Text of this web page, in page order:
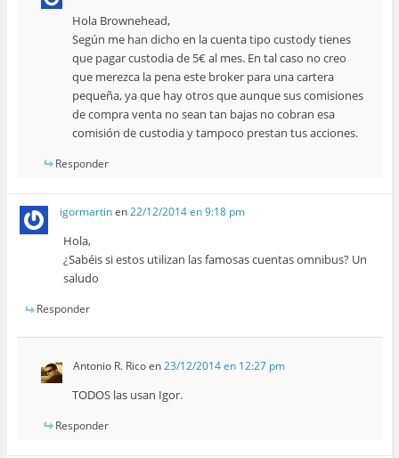
Hola Brownehead,
Según me han dicho en la cuenta tipo custody tienes
que pagar custodia de 5€ al mes. En tal caso no creo
que merezca la pena este broker para una cartera
pequeña, ya que hay otros que aunque sus comisiones
de compra venta no sean tan bajas no cobran esa
comisión de custodia y tampoco prestan tus acciones.
Responder
igormartinen22/12/2014 en 9:18 pm
Hola,
¿Sabéis si estos utilizan las famosas cuentas omnibus? Un
saludo
Responder
Antonio R. Ricoen23/12/2014 en 12:27 pm
TODOS las usan Igor.
Responder